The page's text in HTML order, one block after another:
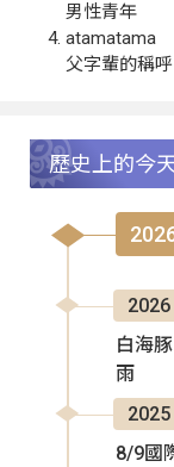
男性青年
atamatama
父字輩的稱呼
歷史上的今
2026
白海
雨
2025
8/9國